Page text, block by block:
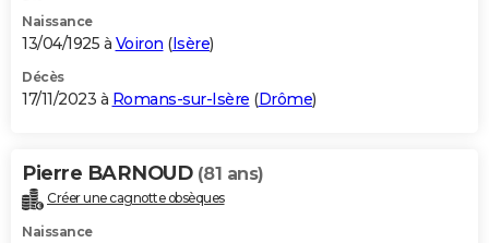
Naissance
13/04/1925 à Voiron (Isère)
Décès
17/11/2023 à Romans-sur-Isère (Drôme)
Pierre BARNOUD (81 ans)
Créer une cagnotte obsèques
Naissance